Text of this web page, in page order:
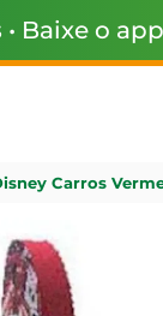
• Baixe o
Carros